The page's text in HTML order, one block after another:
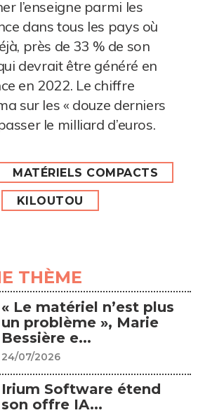
l’enseigne parmi les
dans tous les pays où
près de 33 % de son
devrait être généré en
en 2022. Le chiffre
sur les « douze derniers
le milliard d’euros.
MATÉRIELS COMPACTS
KILOUTOU
THÈME
« Le matériel n’est plus
un problème », Marie
Bessière e...
24/07/2026
Irium Software étend
son offre IA...